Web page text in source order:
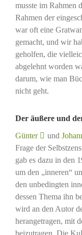
musste im Rahmen
Rahmen der
war oft eine
gemacht, und wir
geholfen, die
abgelehnt worden
darum, wie man
nicht geht.
Der äußere und
Günter
und
Frage der
gab es dazu in den
um den „inneren“
den unbedingten
dessen Thema ihn
wird an den Autor
herangetragen, mit
beizutragen. Die